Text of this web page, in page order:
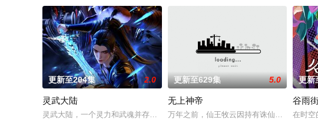
更新至204集 2.0
灵武大陆
灵武大陆，一个灵力和武魂并存的世界，灵修一念动山河，武者徒手撕天地。星
更新至629集 5.0
无上神帝
万年之前，仙王牧云因持有诛仙图而遭人暗
更新
谷雨
在时空